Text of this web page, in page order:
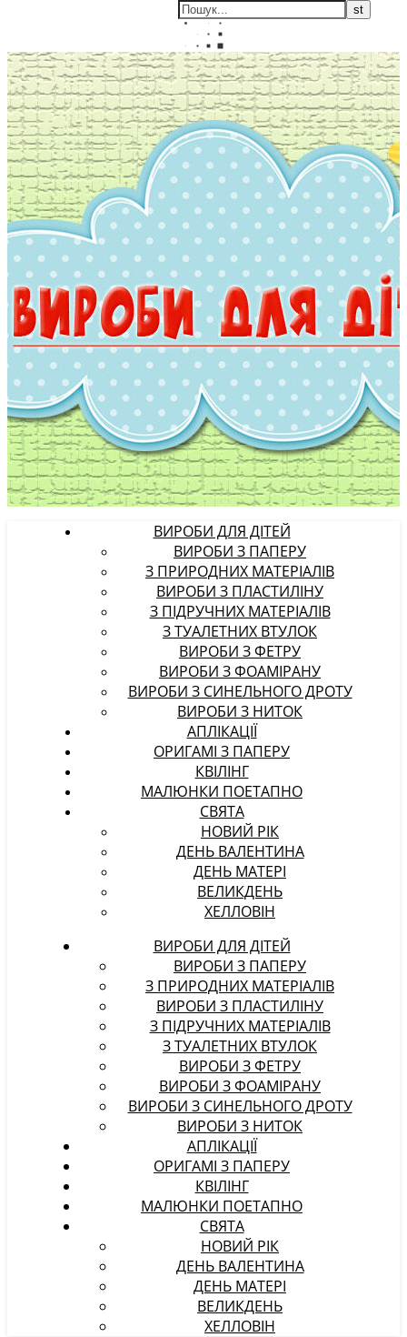
ВИРОБИ ДЛЯ ДІТЕЙ
ВИРОБИ З ПАПЕРУ
З ПРИРОДНИХ МАТЕРІАЛІВ
ВИРОБИ З ПЛАСТИЛІНУ
З ПІДРУЧНИХ МАТЕРІАЛІВ
З ТУАЛЕТНИХ ВТУЛОК
ВИРОБИ З ФЕТРУ
ВИРОБИ З ФОАМІРАНУ
ВИРОБИ З СИНЕЛЬНОГО ДРОТУ
ВИРОБИ З НИТОК
АПЛІКАЦІЇ
ОРИГАМІ З ПАПЕРУ
КВІЛІНГ
МАЛЮНКИ ПОЕТАПНО
СВЯТА
НОВИЙ РІК
ДЕНЬ ВАЛЕНТИНА
ДЕНЬ МАТЕРІ
ВЕЛИКДЕНЬ
ХЕЛЛОВІН
ВИРОБИ ДЛЯ ДІТЕЙ
ВИРОБИ З ПАПЕРУ
З ПРИРОДНИХ МАТЕРІАЛІВ
ВИРОБИ З ПЛАСТИЛІНУ
З ПІДРУЧНИХ МАТЕРІАЛІВ
З ТУАЛЕТНИХ ВТУЛОК
ВИРОБИ З ФЕТРУ
ВИРОБИ З ФОАМІРАНУ
ВИРОБИ З СИНЕЛЬНОГО ДРОТУ
ВИРОБИ З НИТОК
АПЛІКАЦІЇ
ОРИГАМІ З ПАПЕРУ
КВІЛІНГ
МАЛЮНКИ ПОЕТАПНО
СВЯТА
НОВИЙ РІК
ДЕНЬ ВАЛЕНТИНА
ДЕНЬ МАТЕРІ
ВЕЛИКДЕНЬ
ХЕЛЛОВІН